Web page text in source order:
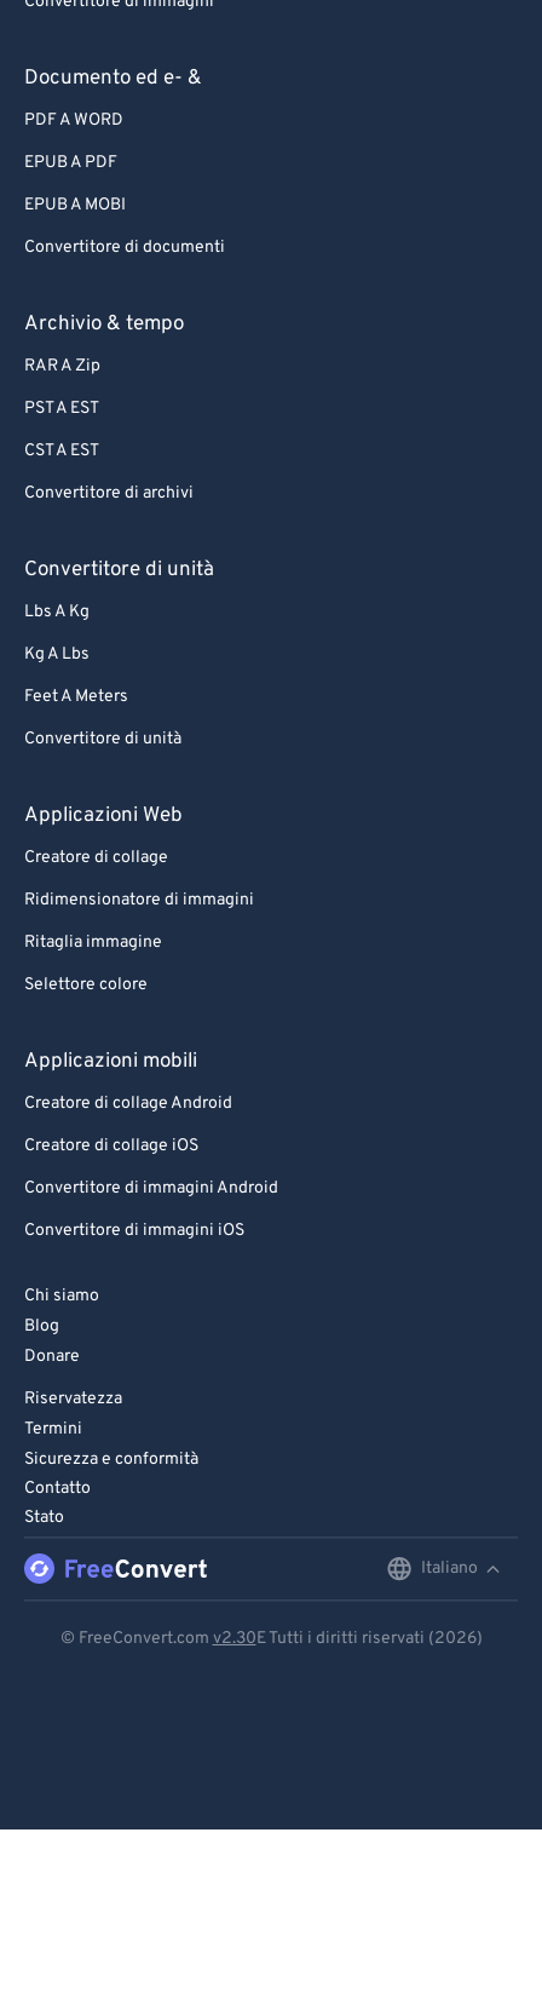
Documento ed e- &
PDF A WORD
EPUB A PDF
EPUB A MOBI
Convertitore di documenti
Archivio & tempo
RAR A Zip
PST A EST
CST A EST
Convertitore di archivi
Convertitore di unità
Lbs A Kg
Kg A Lbs
Feet A Meters
Convertitore di unità
Applicazioni Web
Creatore di collage
Ridimensionatore di immagini
Ritaglia immagine
Selettore colore
Applicazioni mobili
Creatore di collage Android
Creatore di collage iOS
Convertitore di immagini Android
Convertitore di immagini iOS
Chi siamo
Blog
Donare
Riservatezza
Termini
Sicurezza e conformità
Contatto
Stato
Italiano
© FreeConvert.com v2.30E Tutti i diritti riservati (2026)